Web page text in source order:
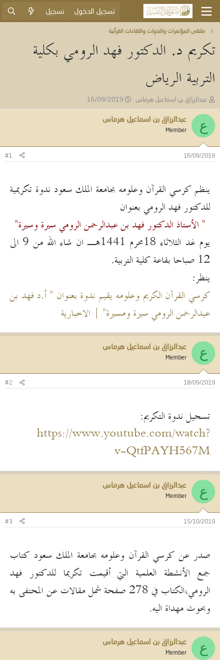
تسجيل الدخول تسجيل
ملتقى المؤتمرات والندوات واللقاءات القرآنية
تكريم د. الدكتور فهد الرومي بكلية
التربية الرياض
ب
ا
د
ئ
ا
ل
م
و
ع
عبدالرزاق بن اسماعيل هرماس
ت
ا
ر
ب
16/09/2019
ع عبدالرزاق بن اسماعيل هرماس
Member
16/09/2019
#1
ينظم كرسي القرآن وعلومه بجامعة الملك سعود ندوة تكريمية
للدكتور فهد الرومي بعنوان
" الأستاذ الدكتور فهد بن عبدالرحمن الرومي سيرة وسيرة"
يوم غد الثلاثاء 18محرم 1441هـ ان شاء الله من 9 الى
12 صباحا بقاعة كلية التربية.
ينظر:
كرسي القرآن الكريم وعلومه يقيم ندوة بعنوان " أ.د فهد بن
عبدالرحمن الرومي سيرة ومسيرة" | الاخبارية
ع عبدالرزاق بن اسماعيل هرماس
Member
18/09/2019
#2
تسجيل ندوة التكريم:
https://www.youtube.com/watch?
v=QtfPAYH567M
ع عبدالرزاق بن اسماعيل هرماس
Member
15/10/2019
#3
صدر عن كرسي القرآن وعلومه بجامعة الملك سعود كتاب
جمع الأنشطة العلمية التي أقيمت تكريما للدكتور فهد
الرومي،الكتاب في 278 صفحة شمل مقالات عن المحتفى به
وبحوث مهداة اليه.
ع عبدالرزاق بن اسماعيل هرماس
Member